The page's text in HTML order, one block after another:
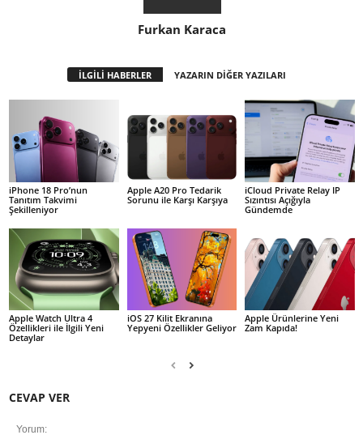
Furkan Karaca
İLGİLİ HABERLER YAZARIN DİĞER YAZILARI
iPhone 18 Pro’nun
Tanıtım Takvimi
Şekilleniyor
Apple A20 Pro Tedarik
Sorunu ile Karşı Karşıya
iCloud Private Relay IP
Sızıntısı Açığıyla
Gündemde
Apple Watch Ultra 4
Özellikleri ile İlgili Yeni
Detaylar
iOS 27 Kilit Ekranına
Yepyeni Özellikler Geliyor
Apple Ürünlerine Yeni
Zam Kapıda!
CEVAP VER